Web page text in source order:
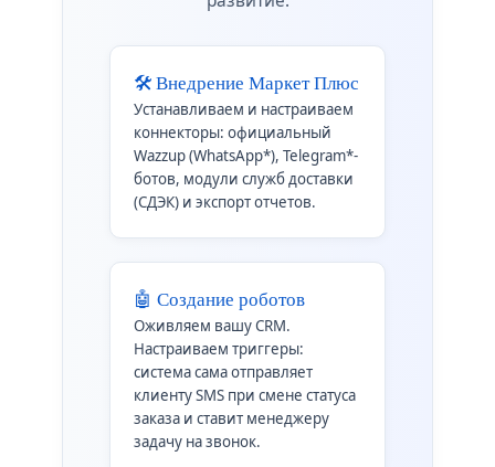
🛠️ Внедрение Маркет Плюс
Устанавливаем и настраиваем
коннекторы: официальный
Wazzup (WhatsApp*), Telegram*-
ботов, модули служб доставки
(СДЭК) и экспорт отчетов.
🤖 Создание роботов
Оживляем вашу CRM.
Настраиваем триггеры:
система сама отправляет
клиенту SMS при смене статуса
заказа и ставит менеджеру
задачу на звонок.